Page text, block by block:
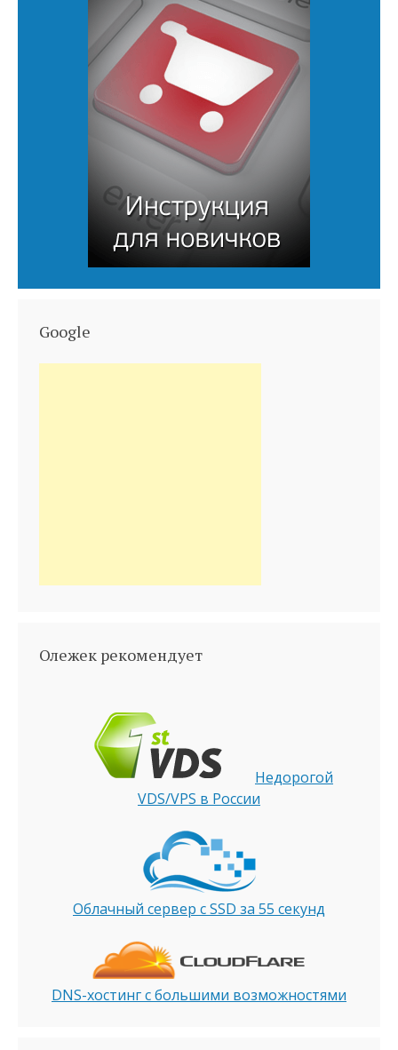
Google
Олежек рекомендует
Недорогой
VDS/VPS в России
Облачный сервер с SSD за 55 секунд
DNS-хостинг с большими возможностями